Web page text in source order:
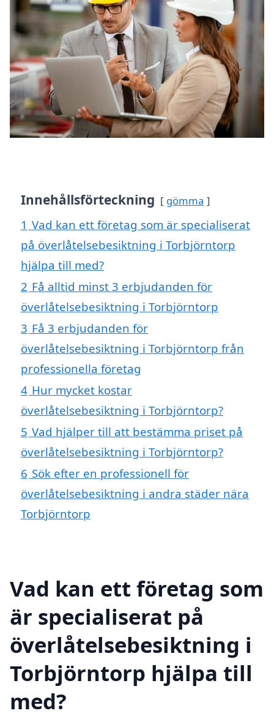
Innehållsförteckning gömma
1 Vad kan ett företag som är specialiserat
på överlåtelsebesiktning i Torbjörntorp
hjälpa till med?
2 Få alltid minst 3 erbjudanden för
överlåtelsebesiktning i Torbjörntorp
3 Få 3 erbjudanden för
överlåtelsebesiktning i Torbjörntorp från
professionella företag
4 Hur mycket kostar
överlåtelsebesiktning i Torbjörntorp?
5 Vad hjälper till att bestämma priset på
överlåtelsebesiktning i Torbjörntorp?
6 Sök efter en professionell för
överlåtelsebesiktning i andra städer nära
Torbjörntorp
Vad kan ett företag som
är specialiserat på
överlåtelsebesiktning i
Torbjörntorp hjälpa till
med?